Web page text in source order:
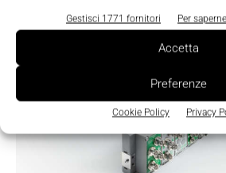
Gestisci 1771 fornitori Per
Accetta
Preferenze
Cookie Policy Privacy